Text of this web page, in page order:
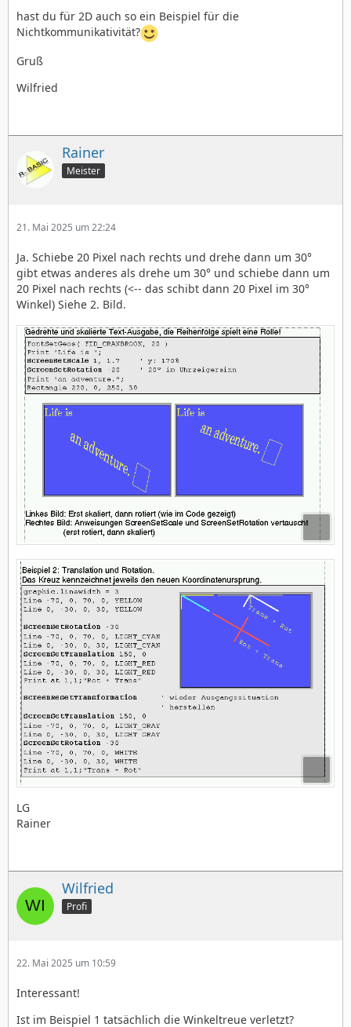
hast du für 2D auch so ein Beispiel für die
Nichtkommunikativität?
Gruß
Wilfried
Rainer
Meister
21. Mai 2025 um 22:24
Ja. Schiebe 20 Pixel nach rechts und drehe dann um 30°
gibt etwas anderes als drehe um 30° und schiebe dann um
20 Pixel nach rechts (<-- das schibt dann 20 Pixel im 30°
Winkel) Siehe 2. Bild.
LG
Rainer
Wilfried
Profi
22. Mai 2025 um 10:59
Interessant!
Ist im Beispiel 1 tatsächlich die Winkeltreue verletzt?